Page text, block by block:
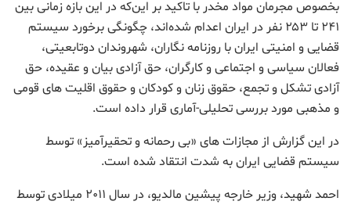
بخصوص مجرمان مواد مخدر با تاکید بر این‌که در این بازه زمانی بین
۲۴۱ تا ۲۵۳ نفر در ایران اعدام شده‌اند، چگونگی برخورد سیستم
قضایی و امنیتی ایران با روزنامه نگاران، شهروندان دوتابعیتی،
فعالان سیاسی و اجتماعی و کارگران، حق آزادی بیان و عقیده، حق
آزادی تشکل و تجمع، حقوق زنان و کودکان و حقوق اقلیت های قومی
و مذهبی مورد بررسی تحلیلی-آماری قرار داده است.
در این گزارش از مجازات های «بی رحمانه و تحقیرآمیز» توسط
سیستم قضایی ایران به شدت انتقاد شده است.
احمد شهید، وزیر خارجه پیشین مالدیو، در سال ٢٠١١ میلادی توسط